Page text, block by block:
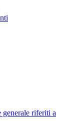
generale riferiti a